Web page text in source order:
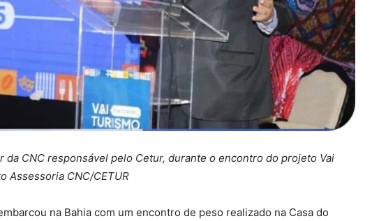
da CNC responsável pelo Cetur, durante o encontro do projeto Vai
Assessoria CNC/CETUR
na Bahia com um encontro de peso realizado na Casa do